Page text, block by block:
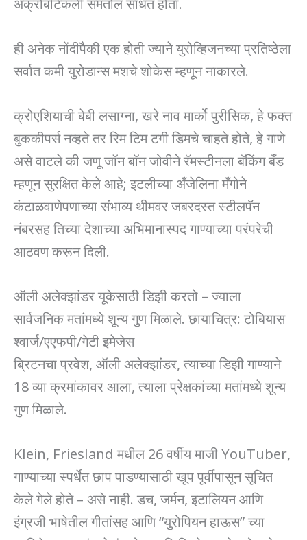
ही अनेक नोंदींपैकी एक होती ज्याने युरोव्हिजनच्या प्रतिष्ठेला
सर्वात कमी युरोडान्स मशचे शोकेस म्हणून नाकारले.
क्रोएशियाची बेबी लसाग्ना, खरे नाव मार्को पुरीसिक, हे फक्त
बुककीपर्स नव्हते तर रिम टिम टगी डिमचे चाहते होते, हे गाणे
असे वाटले की जणू जॉन बॉन जोवीने रॅमस्टीनला बॅकिंग बँड
म्हणून सुरक्षित केले आहे; इटलीच्या अँजेलिना मँगोने
कंटाळवाणेपणाच्या संभाव्य थीमवर जबरदस्त स्टीलपॅन
नंबरसह तिच्या देशाच्या अभिमानास्पद गाण्याच्या परंपरेची
आठवण करून दिली.
ऑली अलेक्झांडर यूकेसाठी डिझी करतो – ज्याला
सार्वजनिक मतांमध्ये शून्य गुण मिळाले. छायाचित्र: टोबियास
श्वार्ज/एएफपी/गेटी इमेजेस
ब्रिटनचा प्रवेश, ऑली अलेक्झांडर, त्याच्या डिझी गाण्याने
18 व्या क्रमांकावर आला, त्याला प्रेक्षकांच्या मतांमध्ये शून्य
गुण मिळाले.
Klein, Friesland मधील 26 वर्षीय माजी YouTuber,
गाण्याच्या स्पर्धेत छाप पाडण्यासाठी खूप पूर्वीपासून सूचित
केले गेले होते – असे नाही. डच, जर्मन, इटालियन आणि
इंग्रजी भाषेतील गीतांसह आणि “युरोपियन हाऊस” च्या